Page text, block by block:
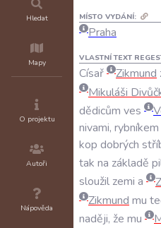
Hledat
Mapy
O projektu
Autoři
Nápověda
MÍSTO VYDÁNÍ:
Praha
VLASTNÍ TEXT
Císař Zikmund
Mikuláši
dědicům ves
nivami, rybníkem
kop dobrých
tak na základě
sloužil zemi a
Zikmund mu
naději, že mu